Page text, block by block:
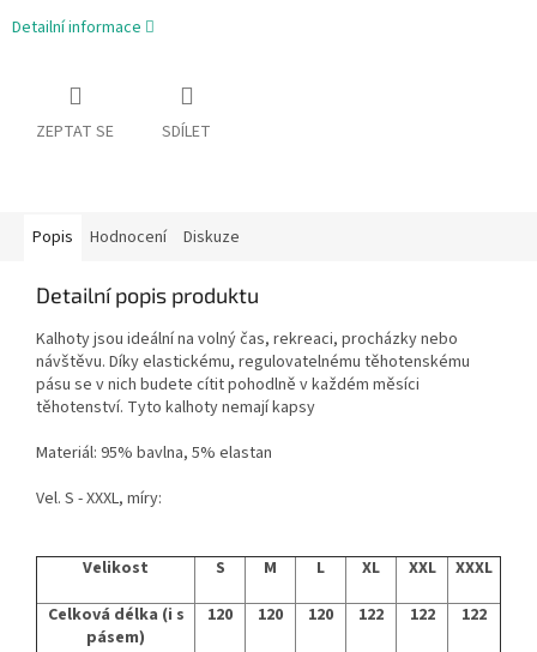
Detailní informace
ZEPTAT SE SDÍLET
Popis Hodnocení Diskuze
Detailní popis produktu
Kalhoty jsou ideální na volný čas, rekreaci, procházky nebo
návštěvu. Díky elastickému, regulovatelnému těhotenskému
pásu se v nich budete cítit pohodlně v každém měsíci
těhotenství. Tyto kalhoty nemají kapsy
Materiál: 95% bavlna, 5% elastan
Vel. S - XXXL, míry:
Velikost S M L XL XXL
XXXL
Celková délka (i s
pásem)
120 120 120 122 122 122